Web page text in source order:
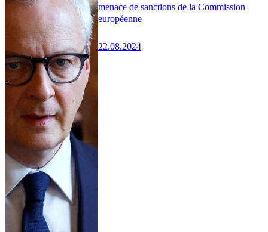
menace de sanctions de la Commission
européenne
22.08.2024